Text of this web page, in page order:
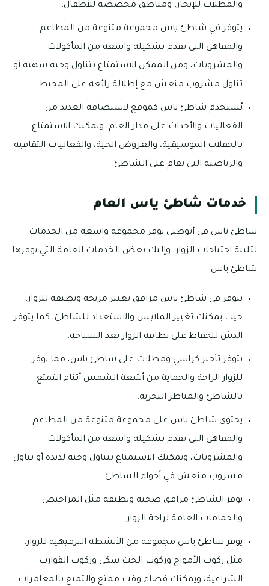
والمظلات للإيجار، ومناطق مخصصة للأطفال.
يتوفر في شاطئ ياس مجموعة متنوعة من المطاعم
والمقاهي التي تقدم تشكيلة واسعة من المأكولات
والمشروبات، ومن الممكن الاستمتاع بتناول وجبة شهية أو
تناول مشروب منعش مع إطلالة رائعة على المحيط.
يُستخدم شاطئ ياس كموقع لاستضافة العديد من
الفعاليات والأحداث على مدار العام، ويمكنك الاستمتاع
بالحفلات الموسيقية، والعروض الحية، والفعاليات الثقافية
والرياضية التي تقام على الشاطئ.
خدمات شاطئ ياس العام
شاطئ ياس في أبوظبي يوفر مجموعة واسعة من الخدمات
لتلبية احتياجات الزوار، وإليك بعض الخدمات العامة التي يوفرها
شاطئ ياس:
يتوفر في شاطئ ياس مرافق تغيير مريحة ونظيفة للزوار،
حيث يمكنك تغيير الملابس والاستعداد للشاطئ، كما يتوفر
الدش للحفاظ على نظافة الزوار بعد السباحة.
يتوفر تأجير كراسي ومظلات على شاطئ ياس، مما يوفر
للزوار الراحة والحماية من أشعة الشمس أثناء التمتع
بالشاطئ والمناظر البحرية.
يحتوي شاطئ ياس على مجموعة متنوعة من المطاعم
والمقاهي التي تقدم تشكيلة واسعة من المأكولات
والمشروبات، ويمكنك الاستمتاع بتناول وجبة لذيذة أو تناول
مشروب منعش في أجواء الشاطئ.
يوفر الشاطئ مرافق صحية ونظيفة مثل المراحيض
والحمامات العامة لراحة الزوار.
يوفر شاطئ ياس مجموعة من الأنشطة الترفيهية للزوار،
مثل ركوب الأمواج وركوب الجت سكي وركوب القوارب
الشراعية، ويمكنك قضاء وقت ممتع والتمتع بالمغامرات